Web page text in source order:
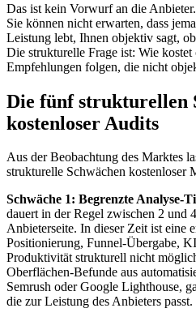
Das ist kein Vorwurf an die
Sie können nicht erwarten, dass
Leistung lebt, Ihnen objektiv sagt,
Die strukturelle Frage ist: Wie kostet
Empfehlungen folgen, die nicht
Die fünf strukturellen
kostenloser Audits
Aus der Beobachtung des Marktes
strukturelle Schwächen kostenloser
Schwäche 1: Begrenzte Analyse-
dauert in der Regel zwischen 2 und
Anbieterseite. In dieser Zeit ist eine
Positionierung, Funnel-Übergabe,
Produktivität strukturell nicht
Oberflächen-Befunde aus
Semrush oder Google Lighthouse,
die zur Leistung des Anbieters passt.